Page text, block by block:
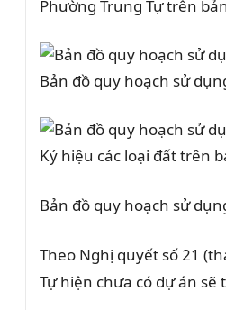
Phường Trung Tự trên
Bản đồ quy hoạch sử
Ký hiệu các loại đất trên
Bản đồ quy hoạch sử
Theo Nghị quyết số 21
Tự hiện chưa có dự án